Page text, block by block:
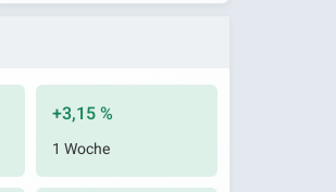
+3,15 %
1 Woche